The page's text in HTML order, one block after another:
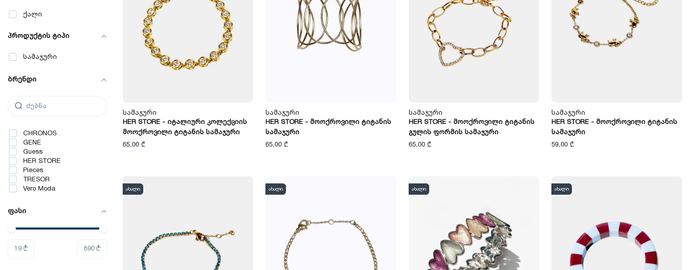
Სამაჯური
HER STORE - Იტალიური Კოლექციის
Მოოქროვილი Ტიტანის Სამაჯური
65,00 ₾
Სამაჯური
HER STORE - Მოოქროვილი Ტიტანის
Სამაჯური
65,00 ₾
Სამაჯური
HER STORE - Მოოქროვილი Ტიტანის
Გულის Ფორმის Სამაჯური
65,00 ₾
Სამაჯური
HER STORE - Მოოქროვილი Ტიტანის
Სამაჯური
59,00 ₾
ახალი ახალი ახალი ახალი
ქალი
პროდუქტის ტიპი
სამაჯური
ბრენდი
CHRONOS
GENE
Guess
HER STORE
Pieces
TRESOR
Vero Moda
ფასი
19 ₾ 890 ₾